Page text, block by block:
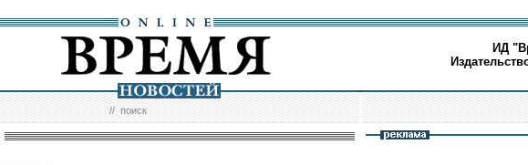
ИД
//поиск